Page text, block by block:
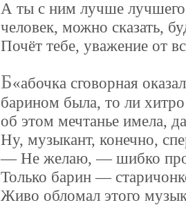
А ты с ним лучше
человек, можно сказать,
Почёт тебе, уважение от
Б абочка сговорная
барином была, то ли
об этом мечтанье имела,
Ну, музыкант, конечно,
— Не желаю, — шибко про
Только барин —
Живо обломал этого